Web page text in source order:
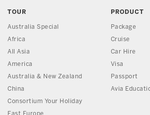
TOUR
Australia Special
Africa
All Asia
America
Australia & New Zealand
China
Consortium Your Holiday
East Europe
PRODUCT
Package
Cruise
Car Hire
Visa
Passport
Avia